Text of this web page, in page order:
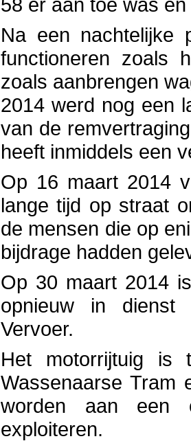
Na een nachtelijke
functioneren zoals
zoals aanbrengen
2014 werd nog een
van de
heeft inmiddels een
Op 16 maart 2014
lange tijd op straat
de mensen die op
bijdrage hadden
Op 30 maart 2014
opnieuw in dienst
Vervoer.
Het motorrijtuig is
Wassenaarse Tram
worden aan een
exploiteren.